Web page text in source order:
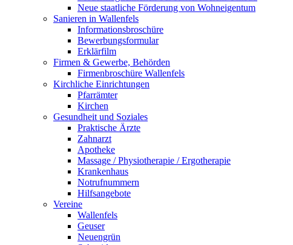
Neue staatliche Förderung von Wohneigentum
Sanieren in Wallenfels
Informationsbroschüre
Bewerbungsformular
Erklärfilm
Firmen & Gewerbe, Behörden
Firmenbroschüre Wallenfels
Kirchliche Einrichtungen
Pfarrämter
Kirchen
Gesundheit und Soziales
Praktische Ärzte
Zahnarzt
Apotheke
Massage / Physiotherapie / Ergotherapie
Krankenhaus
Notrufnummern
Hilfsangebote
Vereine
Wallenfels
Geuser
Neuengrün